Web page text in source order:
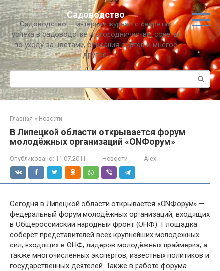
Перейти
к
контенту
Садоводство
Садоводство — интернет журнал о секретах
успеха в садоводстве и огородничестве, советы
по уходу за цветами, описания сортов и многое
другое!
Поиск:
Главная » Новости
В Липецкой области открывается форум
молодёжных организаций «ONФорум»
Опубликовано: 11.07.2011 Новости Alex
Сегодня в Липецкой области открывается «ONФорум» —
федеральный форум молодёжных организаций, входящих
в Общероссийский народный фронт (ОНФ). Площадка
соберёт представителей всех крупнейших молодёжных
сил, входящих в ОНФ, лидеров молодёжных праймериз, а
также многочисленных экспертов, известных политиков и
государственных деятелей. Также в работе форума